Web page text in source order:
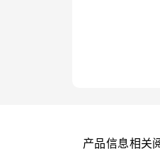
产品信息相关